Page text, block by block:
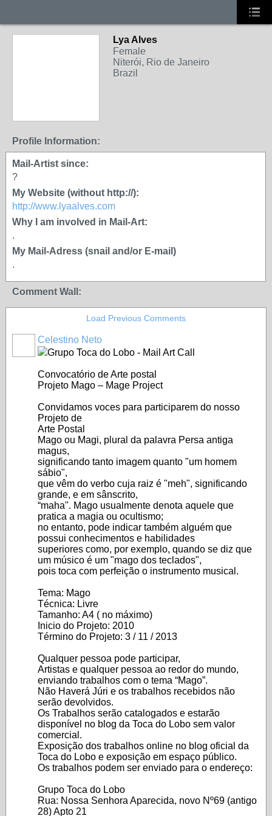
Lya Alves
Female
Niterói, Rio de Janeiro
Brazil
Profile Information:
Mail-Artist since:
?
My Website (without http://):
http://www.lyaalves.com
Why I am involved in Mail-Art:
.
My Mail-Adress (snail and/or E-mail)
.
Comment Wall:
Load Previous Comments
Celestino Neto
Grupo Toca do Lobo - Mail Art Call
Convocatório de Arte postal
Projeto Mago – Mage Project
Convidamos voces para participarem do nosso
Projeto de
Arte Postal
Mago ou Magi, plural da palavra Persa antiga
magus,
significando tanto imagem quanto "um homem
sábio",
que vêm do verbo cuja raiz é "meh", significando
grande, e em sânscrito,
“maha". Mago usualmente denota aquele que
pratica a magia ou ocultismo;
no entanto, pode indicar também alguém que
possui conhecimentos e habilidades
superiores como, por exemplo, quando se diz que
um músico é um "mago dos teclados",
pois toca com perfeição o instrumento musical.
Tema: Mago
Técnica: Livre
Tamanho: A4 ( no máximo)
Inicio do Projeto: 2010
Término do Projeto: 3 / 11 / 2013
Qualquer pessoa pode participar,
Artistas e qualquer pessoa ao redor do mundo,
enviando trabalhos com o tema “Mago”.
Não Haverá Júri e os trabalhos recebidos não
serão devolvidos.
Os Trabalhos serão catalogados e estarão
disponível no blog da Toca do Lobo sem valor
comercial.
Exposição dos trabalhos online no blog oficial da
Toca do Lobo e exposição em espaço público.
Os trabalhos podem ser enviado para o endereço:
Grupo Toca do Lobo
Rua: Nossa Senhora Aparecida, novo Nº69 (antigo
28) Apto 21